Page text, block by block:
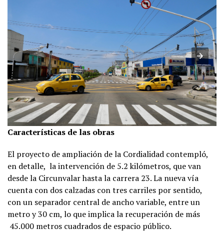
Características de las obras
El proyecto de ampliación de la Cordialidad contempló,
en detalle, la intervención de 5.2 kilómetros, que van
desde la Circunvalar hasta la carrera 23. La nueva vía
cuenta con dos calzadas con tres carriles por sentido,
con un separador central de ancho variable, entre un
metro y 30 cm, lo que implica la recuperación de más
45.000 metros cuadrados de espacio público.